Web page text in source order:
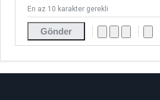
Gönder
En az 10 karakter gerekli